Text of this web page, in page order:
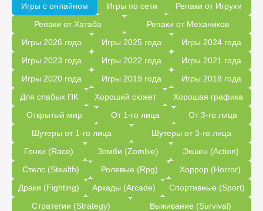
Игры с онлайном Игры по сети
Репаки от Игрухи
Репаки от Хатаба
Репаки от Механиков
Игры 2026 года
Игры 2025 года
Игры 2024 года
Игры 2023 года
Игры 2022 года
Игры 2021 года
Игры 2020 года
Игры 2019 года
Игры 2018 года
Для слабых ПК
Хороший сюжет
Хорошая графика
Открытый мир
От 1-го лица
От 3-го лица
Шутеры от 1-го лица
Шутеры от 3-го лица
Гонки (Race)
Зомби (Zombie)
Экшен (Action)
Стелс (Stealth)
Ролевые (Rpg)
Хоррор (Horror)
Драки (Fighting)
Аркады (Arcade)
Спортивные (Sport)
Стратегии (Strategy)
Выживание (Survival)